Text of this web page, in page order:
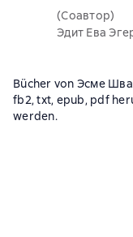
(Соавтор)
Эдит Ева
Bücher von Эсме
fb2, txt, epub, pdf
werden.